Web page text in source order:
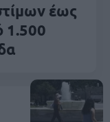
έως
1.500